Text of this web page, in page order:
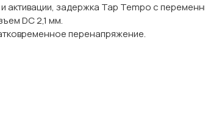
активации, задержка Tap Tempo с
DC 2,1 мм.
перенапряжение.